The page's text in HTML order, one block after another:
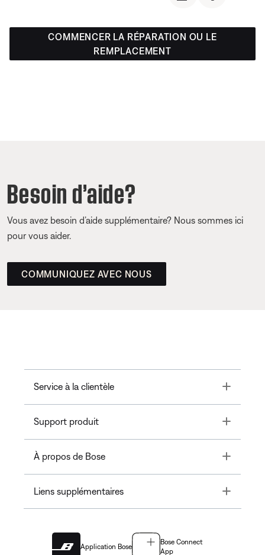
COMMENCER LA RÉPARATION OU LE
REMPLACEMENT
Besoin d’aide?
Vous avez besoin d’aide supplémentaire? Nous sommes ici
pour vous aider.
COMMUNIQUEZ AVEC NOUS
Service à la clientèle Toggle
Support produit Toggle
À propos de Bose Toggle
Liens supplémentaires Toggle
Application Bose
Bose Connect
App